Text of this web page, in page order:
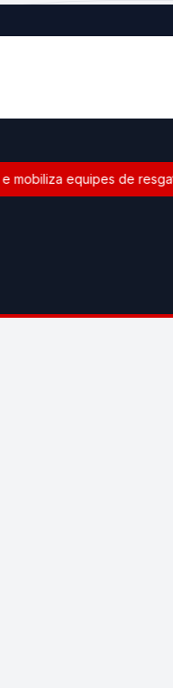
mobiliza equipes de resgate